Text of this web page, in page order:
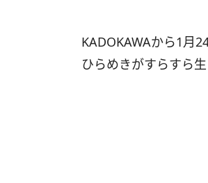
KADOKAWAから1月
ひらめきがすらすら